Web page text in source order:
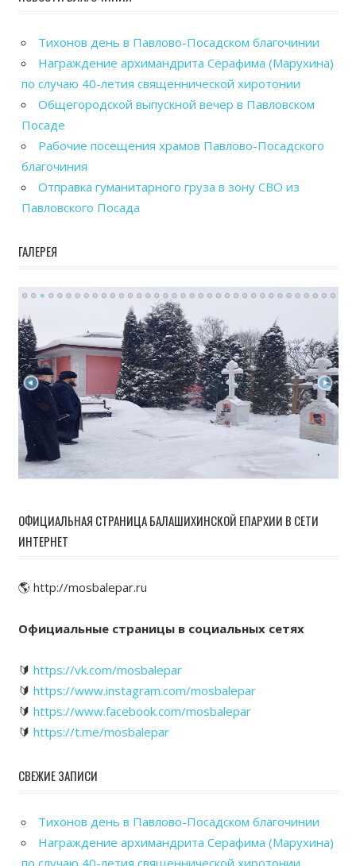
Тихонов день в Павлово-Посадском благочинии
Награждение архимандрита Серафима (Марухина)
по случаю 40-летия священнической хиротонии
Общегородской выпускной вечер в Павловском
Посаде
Рабочие посещения храмов Павлово-Посадского
благочиния
Отправка гуманитарного груза в зону СВО из
Павловского Посада
ГАЛЕРЕЯ
ОФИЦИАЛЬНАЯ СТРАНИЦА БАЛАШИХИНСКОЙ ЕПАРХИИ В СЕТИ
ИНТЕРНЕТ
🌎 http://mosbalepar.ru
Официальные страницы в социальных сетях
🔰 https://vk.com/mosbalepar
🔰 https://www.instagram.com/mosbalepar
🔰 https://www.facebook.com/mosbalepar
🔰 https://t.me/mosbalepar
СВЕЖИЕ ЗАПИСИ
Тихонов день в Павлово-Посадском благочинии
Награждение архимандрита Серафима (Марухина)